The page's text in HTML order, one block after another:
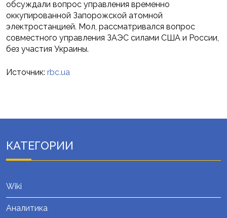
обсуждали вопрос управления временно
оккупированной Запорожской атомной
электростанцией. Мол, рассматривался вопрос
совместного управления ЗАЭС силами США и России,
без участия Украины.
Источник: rbc.ua
КАТЕГОРИИ
Wiki
Аналитика